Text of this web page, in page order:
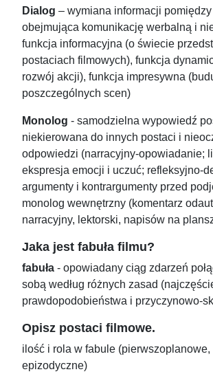
Dialog – wymiana informacji
obejmująca komunikację werbalną i
funkcja informacyjna (o świecie
postaciach filmowych), funkcja
rozwój akcji), funkcja impresywna
poszczególnych scen)
Monolog - samodzielna wypowiedź
niekierowana do innych postaci i
odpowiedzi (narracyjny-opowiadanie;
ekspresja emocji i uczuć; refleksyjno-
argumenty i kontrargumenty przed
monolog wewnętrzny (komentarz
narracyjny, lektorski, napisów na
Jaka jest fabuła filmu?
fabuła - opowiadany ciąg zdarzeń
sobą według różnych zasad
prawdopodobieństwa i przyczynowo-
Opisz postaci filmowe.
ilość i rola w fabule
epizodyczne)